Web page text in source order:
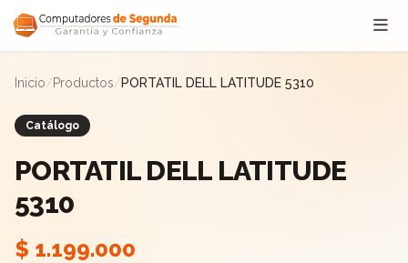
Saltar al contenido
Inicio/Productos/PORTATIL DELL LATITUDE 5310
Catálogo
PORTATIL DELL LATITUDE
5310
$ 1.199.000